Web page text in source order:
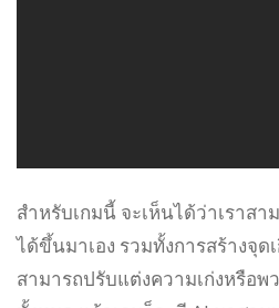
สำหรับเกมนี้ จะเห็นได้ว่าเราสา
ได้ขึ้นมาเอง รวมทั้งการสร้างจุด
สามารถปรับแต่งความเก่งหรือพ